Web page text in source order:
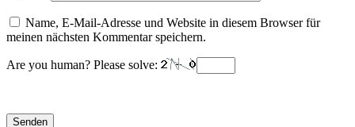
Name, E-Mail-Adresse und Website in diesem Browser für
meinen nächsten Kommentar speichern.
Are you human? Please solve: